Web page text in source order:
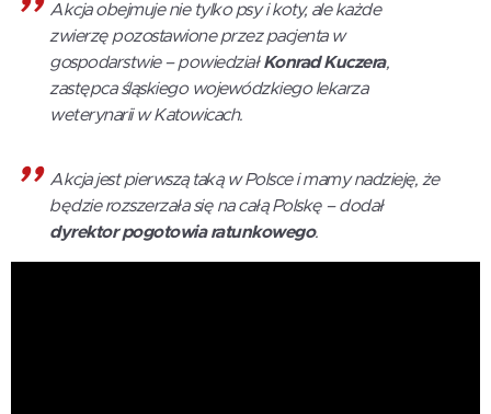
Akcja obejmuje nie tylko psy i koty, ale każde
zwierzę pozostawione przez pacjenta w
gospodarstwie – powiedziałKonrad Kuczera,
zastępca śląskiego wojewódzkiego lekarza
weterynarii w Katowicach.
Akcja jest pierwszą taką w Polsce i mamy nadzieję, że
będzie rozszerzała się na całą Polskę – dodał
dyrektor pogotowia ratunkowego.